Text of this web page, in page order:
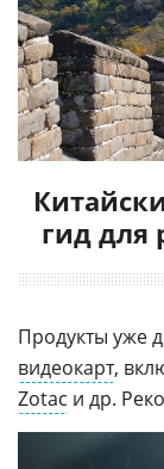
гид для
Продукты уже
видеокарт,
Zotac и др.